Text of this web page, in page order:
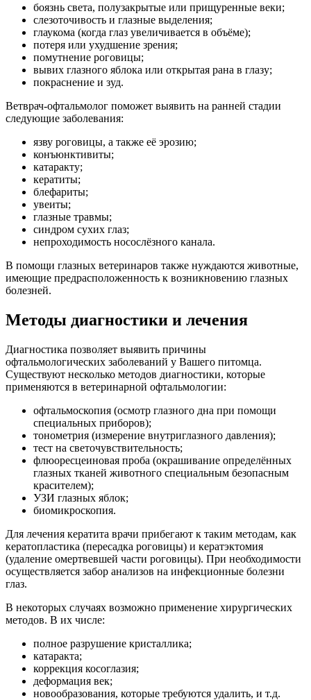
боязнь света, полузакрытые или прищуренные веки;
слезоточивость и глазные выделения;
глаукома (когда глаз увеличивается в объёме);
потеря или ухудшение зрения;
помутнение роговицы;
вывих глазного яблока или открытая рана в глазу;
покраснение и зуд.
Ветврач-офтальмолог поможет выявить на ранней стадии
следующие заболевания:
язву роговицы, а также её эрозию;
конъюнктивиты;
катаракту;
кератиты;
блефариты;
увеиты;
глазные травмы;
синдром сухих глаз;
непроходимость носослёзного канала.
В помощи глазных ветеринаров также нуждаются животные,
имеющие предрасположенность к возникновению глазных
болезней.
Методы диагностики и лечения
Диагностика позволяет выявить причины
офтальмологических заболеваний у Вашего питомца.
Существуют несколько методов диагностики, которые
применяются в ветеринарной офтальмологии:
офтальмоскопия (осмотр глазного дна при помощи
специальных приборов);
тонометрия (измерение внутриглазного давления);
тест на светочувствительность;
флюоресцеиновая проба (окрашивание определённых
глазных тканей животного специальным безопасным
красителем);
УЗИ глазных яблок;
биомикроскопия.
Для лечения кератита врачи прибегают к таким методам, как
кератопластика (пересадка роговицы) и кератэктомия
(удаление омертвевшей части роговицы). При необходимости
осуществляется забор анализов на инфекционные болезни
глаз.
В некоторых случаях возможно применение хирургических
методов. В их числе:
полное разрушение кристаллика;
катаракта;
коррекция косоглазия;
деформация век;
новообразования, которые требуются удалить, и т.д.